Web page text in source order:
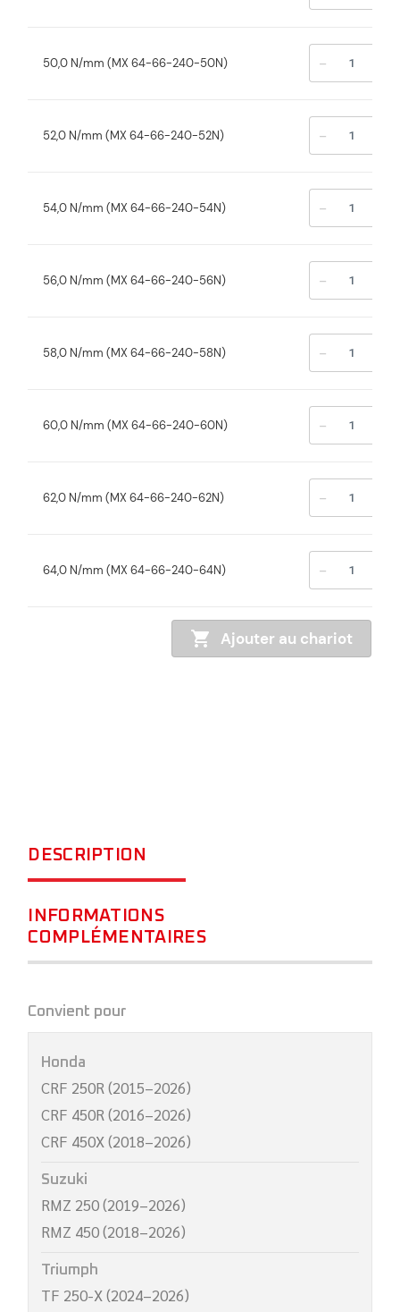
50,0 N/mm (MX 64-66-240-50N) -
52,0 N/mm (MX 64-66-240-52N) -
54,0 N/mm (MX 64-66-240-54N) -
56,0 N/mm (MX 64-66-240-56N) -
58,0 N/mm (MX 64-66-240-58N) -
60,0 N/mm (MX 64-66-240-60N) -
62,0 N/mm (MX 64-66-240-62N) -
64,0 N/mm (MX 64-66-240-64N) -
Ajouter au chariot
DESCRIPTION
INFORMATIONS
COMPLÉMENTAIRES
Convient pour
Honda
CRF 250R (2015–2026)
CRF 450R (2016–2026)
CRF 450X (2018–2026)
Suzuki
RMZ 250 (2019–2026)
RMZ 450 (2018–2026)
Triumph
TF 250-X (2024–2026)